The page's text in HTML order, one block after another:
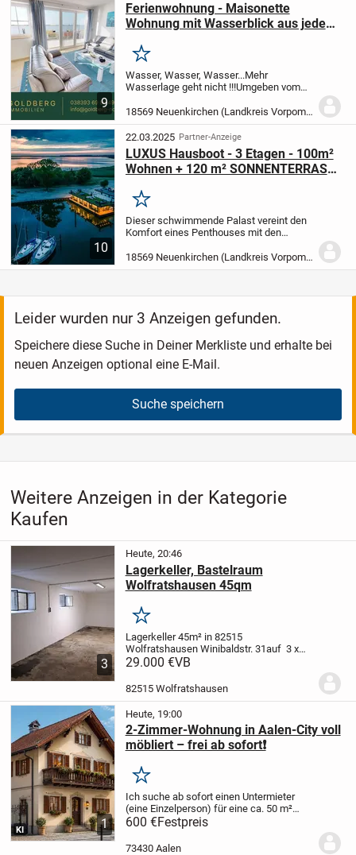
9
Ferienwohnung - Maisonette
Wohnung mit Wasserblick aus jedem
Merken
Wasser, Wasser, Wasser...Mehr
Wasserlage geht nicht !!!Umgeben vom
Traumwohnung in einem Haus, welches
allein auf einem Landvorsprung erbaut
wurde. Dieser...
18569 Neuenkirchen (Landkreis Vorpommern-Rügen)
10
22.03.2025 Partner-Anzeige
LUXUS Hausboot - 3 Etagen - 100m²
Wohnen + 120 m² SONNENTERRASSE
Merken
Dieser schwimmende Palast vereint den
Komfort eines Penthouses mit den
Designhaus nach deutschen Standards
für Statik und Energieeffizients gefertigt,
18569 Neuenkirchen (Landkreis Vorpommern-Rügen)
Leider wurden nur 3 Anzeigen gefunden.
Speichere diese Suche in Deiner Merkliste und erhalte bei
neuen Anzeigen optional eine E-Mail.
Suche speichern
Weitere Anzeigen in der Kategorie
Kaufen
3
Heute, 20:46
Lagerkeller, Bastelraum
Wolfratshausen 45qm
Merken
Lagerkeller 45m² in 82515
Wolfratshausen Winibaldstr. 31auf 3 x
15m bietet sich viel Stellwand für
Zähler Der Raum hat 2 Fenster, Zufahrt
über die Tiefgarage (190m)...
29.000 €VB
82515 Wolfratshausen
1
KI
Heute, 19:00
2-Zimmer-Wohnung in Aalen-City voll
möbliert – frei ab sofort❗️
Merken
Ich suche ab sofort einen Untermieter
(eine Einzelperson) für eine ca. 50 m²
große, voll möblierte 2-Zimmer-
Dachgeschosswohnung in bester Lage
der Aalen-City.
600 €Festpreis
73430 Aalen